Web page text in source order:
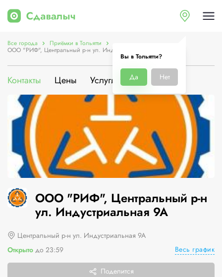
Вы в Тольятти?
Да Нет
Все города Приёмки в Тольятти
ООО "РИФ", Центральный р-н ул. Индустриальная 9А
Контакты Цены Услуги О компании
ООО "РИФ", Центральный р-н
ул. Индустриальная 9А
Центральный р-н ул. Индустриальная 9А
Открыто до 23:59 Весь график
Поделится